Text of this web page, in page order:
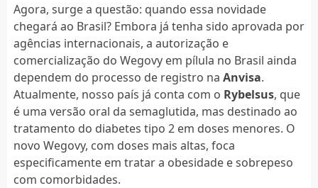
Agora, surge a questão: quando essa novidade
chegará ao Brasil? Embora já tenha sido aprovada por
agências internacionais, a autorização e
comercialização do Wegovy em pílula no Brasil ainda
dependem do processo de registro na Anvisa.
Atualmente, nosso país já conta com o Rybelsus, que
é uma versão oral da semaglutida, mas destinado ao
tratamento do diabetes tipo 2 em doses menores. O
novo Wegovy, com doses mais altas, foca
especificamente em tratar a obesidade e sobrepeso
com comorbidades.